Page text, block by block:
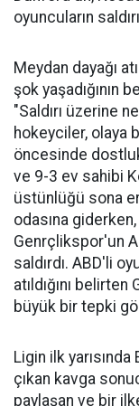
oyuncuların
Meydan dayağı
şok yaşadığının
"Saldırı üzerine
hokeyciler, olaya
öncesinde
ve 9-3 ev sahibi
üstünlüğü sona
odasına
Genrçlikspor'un
saldırdı. ABD'li
atıldığını
büyük bir tepki
Ligin ilk
çıkan kavga
paylaşan ve bir